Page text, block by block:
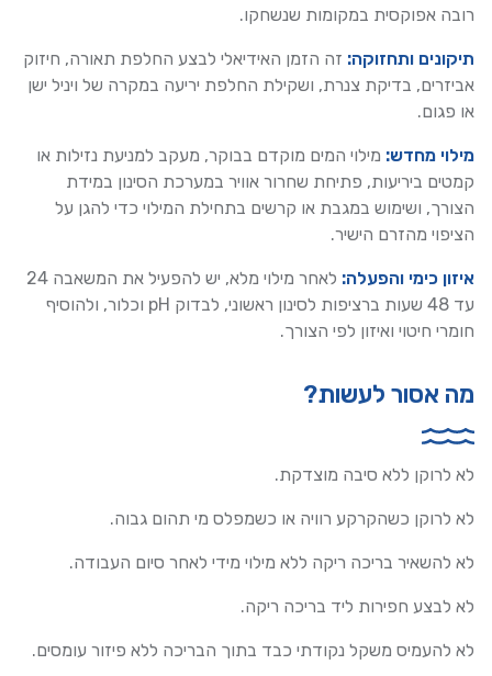
רובה אפוקסית במקומות שנשחקו.
תיקונים ותחזוקה: זה הזמן האידיאלי לבצע החלפת תאורה, חיזוק
אביזרים, בדיקת צנרת, ושקילת החלפת יריעה במקרה של ויניל ישן
או פגום.
מילוי מחדש: מילוי המים מוקדם בבוקר, מעקב למניעת נזילות או
קמטים ביריעות, פתיחת שחרור אוויר במערכת הסינון במידת
הצורך, ושימוש במגבת או קרשים בתחילת המילוי כדי להגן על
הציפוי מהזרם הישיר.
איזון כימי והפעלה:
לאחר מילוי מלא, יש להפעיל את המשאבה 24
עד 48 שעות ברציפות לסינון ראשוני, לבדוק pH וכלור, ולהוסיף
חומרי חיטוי ואיזון לפי הצורך.
מה אסור לעשות?
לא לרוקן ללא סיבה מוצדקת.
לא לרוקן כשהקרקע רוויה או כשמפלס מי תהום גבוה.
לא להשאיר בריכה ריקה ללא מילוי מידי לאחר סיום העבודה.
לא לבצע חפירות ליד בריכה ריקה.
לא להעמיס משקל נקודתי כבד בתוך הבריכה ללא פיזור עומסים.